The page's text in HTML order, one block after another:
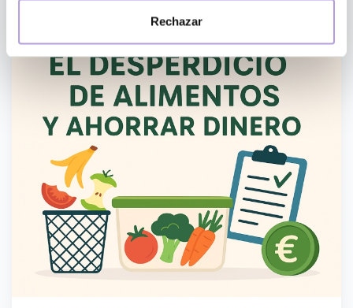
que puede tener una precisión de varios metros
Identificar su dispositivo analizándolo activamente
para buscar características específicas (huellas
digitales)
Obtenga más información sobre cómo se procesan sus
datos personales y establezca sus preferencias en la
sección de datos. Puede cambiar o retirar su
consentimiento en cualquier momento en la Declaración
de cookies.
Utilizamos cookies propias y de terceros (y tecnologías
similares) para mejorar tu experiencia en nuestra web.
Las cookies te permiten disfrutar de ciertas
funcionalidades, compartir contenidos en redes sociales
(en Facebook, Instagram, etc.) y personalizar mensajes
Rechazar